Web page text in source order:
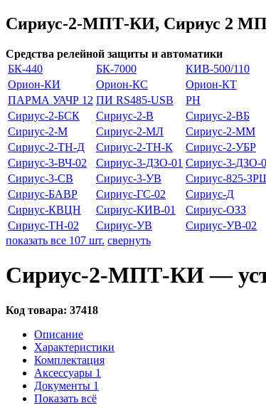
Сириус-2-МПТ-КИ, Сириус 2
Средства релейной защиты и автоматики
БК-440
БК-7000 КИВ-500/110
Орион-КИ
Орион-КС Орион-КТ
ПАРМА УАЧР 12 ПИ RS485-USB РН
Сириус-2-БСК
Сириус-2-В Сириус-2-ВБ
Сириус-2-М
Сириус-2-МЛ Сириус-2-ММ
Сириус-2-ТН-Д
Сириус-2-ТН-К Сириус-2-УБР
Сириус-3-ВЧ-02
Сириус-3-ДЗО-01 Сириус-3-ДЗО-
Сириус-3-СВ
Сириус-3-УВ Сириус-825-
Сириус-БАВР
Сириус-ГС-02 Сириус-Д
Сириус-КВЦН
Сириус-КИВ-01 Сириус-ОЗЗ
Сириус-ТН-02
Сириус-УВ Сириус-УВ-02
показать все 107 шт. свернуть
Сириус-2-МПТ-КИ —
Код товара: 37418
Описание
Характеристики
Комплектация
Аксессуары 1
Документы 1
Показать всё